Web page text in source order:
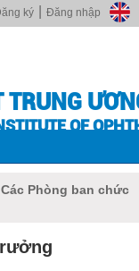
Đăng nhập
ký
TRUNG
OF
Các Phòng ban chức